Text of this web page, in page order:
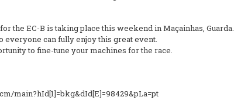
the EC-B is taking place this weekend in Maçainhas, Guarda.
everyone can fully enjoy this great event.
to fine-tune your machines for the race.
main?hId[1]=bkg&dId[E]=98429&pLa=pt